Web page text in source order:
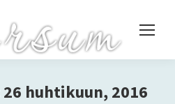
26 huhtikuun, 2016